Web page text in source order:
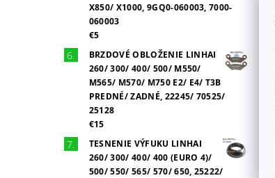
X850/ X1000, 9GQ0-060003, 7000-
060003
€5
BRZDOVÉ OBLOŽENIE LINHAI
260/ 300/ 400/ 500/ M550/
M565/ M570/ M750 E2/ E4/ T3B
PREDNÉ/ ZADNÉ, 22245/ 70525/
25128
€15
TESNENIE VÝFUKU LINHAI
260/ 300/ 400/ 400 (EURO 4)/
500/ 550/ 565/ 570/ 650, 25222/